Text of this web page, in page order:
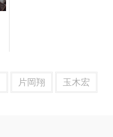
片岡翔 玉木宏